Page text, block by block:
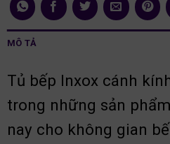
MÔ TẢ
Tủ bếp Inxox cánh
trong những sản
nay cho không gian